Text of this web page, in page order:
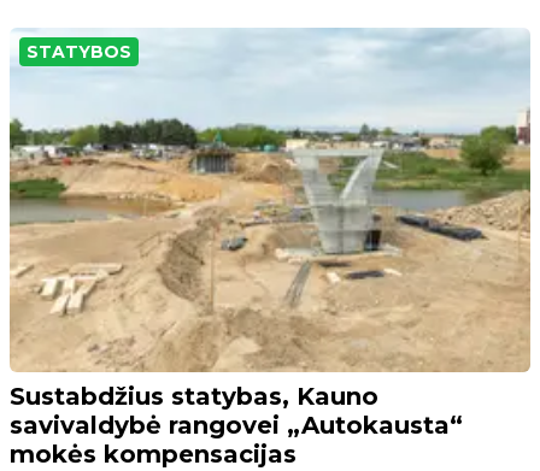
STATYBOS
Sustabdžius statybas, Kauno
savivaldybė rangovei „Autokausta“
mokės kompensacijas